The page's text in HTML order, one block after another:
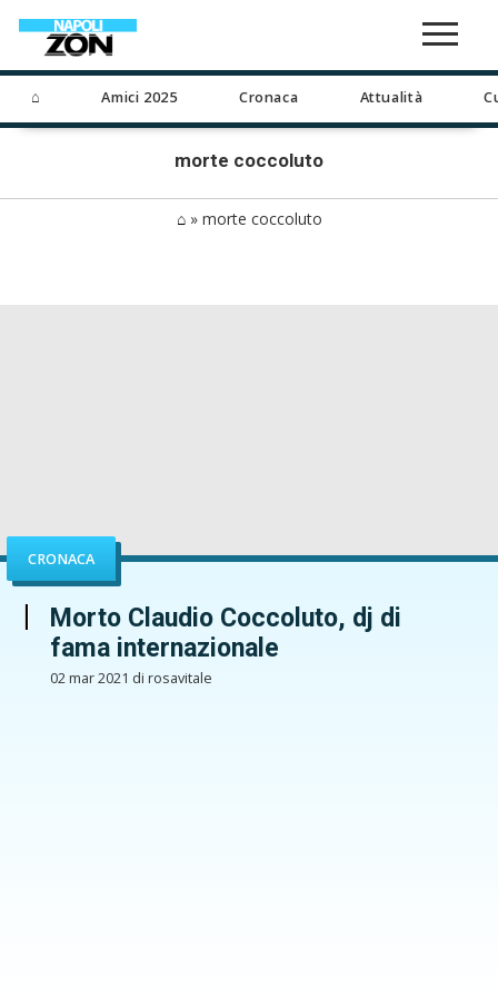
⌂ Amici 2025 Cronaca Attualità
morte coccoluto
⌂» morte coccoluto
CRONACA
Morto Claudio Coccoluto, dj di
fama internazionale
02 mar 2021 di rosavitale